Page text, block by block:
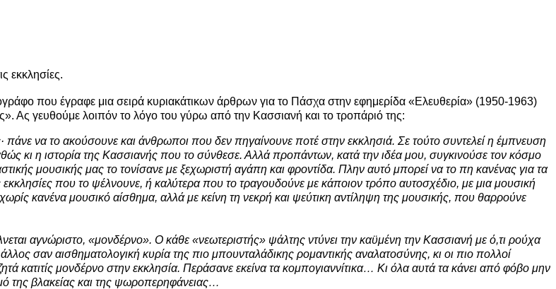
εκκλησίες.
που έγραφε μια σειρά κυριακάτικων άρθρων για το Πάσχα στην εφημερίδα «Ελευθερία» (1950-1963)
Ας γευθούμε λοιπόν το λόγο του γύρω από την Κασσιανή και το τροπάριό της:
να το ακούσουνε και άνθρωποι που δεν πηγαίνουνε ποτέ στην εκκλησιά. Σε τούτο συντελεί η έμπνευση
κι η ιστορία της Κασσιανής που το σύνθεσε. Αλλά προπάντων, κατά την ιδέα μου, συγκινούσε τον κόσμο
μουσικής μας το τονίσανε με ξεχωριστή αγάπη και φροντίδα. Πλην αυτό μπορεί να το πη κανένας για τα
που το ψέλνουνε, ή καλύτερα που το τραγουδούνε με κάποιον τρόπο αυτοσχέδιο, με μια μουσική
κανένα μουσικό αίσθημα, αλλά με κείνη τη νεκρή και ψεύτικη αντίληψη της μουσικής, που θαρρούνε
αγνώριστο, «μονδέρνο». Ο κάθε «νεωτεριστής» ψάλτης ντύνει την καϋμένη την Κασσιανή με ό,τι ρούχα
σαν αισθηματολογική κυρία της πιο μπουνταλάδικης ρομαντικής αναλατοσύνης, κι οι πιο πολλοί
κατιτίς μονδέρνο στην εκκλησία. Περάσανε εκείνα τα κομπογιαννίτικα… Κι όλα αυτά τα κάνει από φόβο μην
της βλακείας και της ψωροπερηφάνειας…